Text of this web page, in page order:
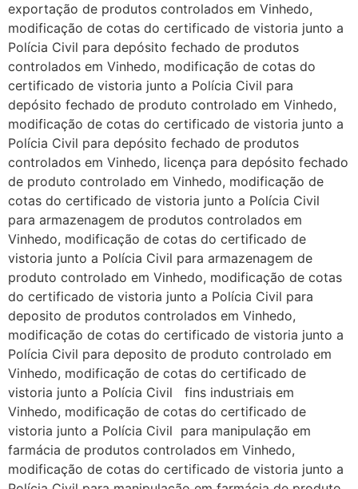
exportação de produtos controlados em Vinhedo,
modificação de cotas do certificado de vistoria junto a
Polícia Civil para depósito fechado de produtos
controlados em Vinhedo, modificação de cotas do
certificado de vistoria junto a Polícia Civil para
depósito fechado de produto controlado em Vinhedo,
modificação de cotas do certificado de vistoria junto a
Polícia Civil para depósito fechado de produtos
controlados em Vinhedo, licença para depósito fechado
de produto controlado em Vinhedo, modificação de
cotas do certificado de vistoria junto a Polícia Civil
para armazenagem de produtos controlados em
Vinhedo, modificação de cotas do certificado de
vistoria junto a Polícia Civil para armazenagem de
produto controlado em Vinhedo, modificação de cotas
do certificado de vistoria junto a Polícia Civil para
deposito de produtos controlados em Vinhedo,
modificação de cotas do certificado de vistoria junto a
Polícia Civil para deposito de produto controlado em
Vinhedo, modificação de cotas do certificado de
vistoria junto a Polícia Civil fins industriais em
Vinhedo, modificação de cotas do certificado de
vistoria junto a Polícia Civil para manipulação em
farmácia de produtos controlados em Vinhedo,
modificação de cotas do certificado de vistoria junto a